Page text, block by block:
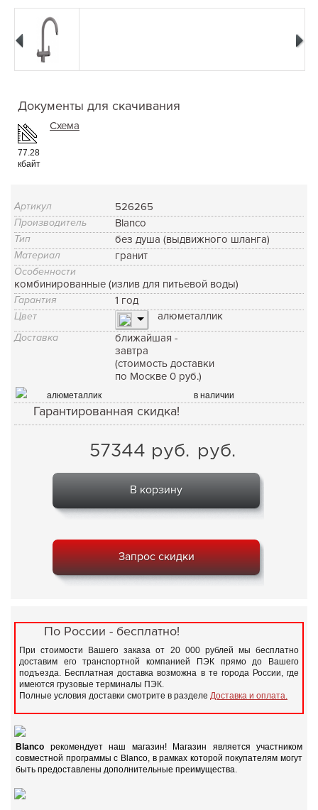
Документы для скачивания
77.28
кбайт
Схема
Артикул 526265
Производитель Blanco
Тип без душа (выдвижного шланга)
Материал гранит
Особенности
комбинированные (излив для питьевой воды)
Гарантия 1 год
Цвет алюметаллик
Доставка
ближайшая -
завтра
(стоимость доставки
по Москве 0 руб.)
алюметаллик в наличии
Гарантированная скидка!
57344 руб. руб.
В корзину
Запрос скидки
По России - бесплатно!
При стоимости Вашего заказа от 20 000 рублей мы бесплатно
доставим его транспортной компанией ПЭК прямо до Вашего
подъезда. Бесплатная доставка возможна в те города России, где
имеются грузовые терминалы ПЭК.
Полные условия доставки смотрите в разделе Доставка и оплата.
Blanco рекомендует наш магазин! Магазин является участником
совместной программы с Blanco, в рамках которой покупателям могут
быть предоставлены дополнительные преимущества.